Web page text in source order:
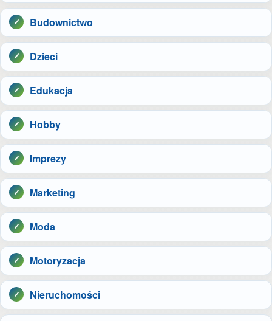
Budownictwo
Dzieci
Edukacja
Hobby
Imprezy
Marketing
Moda
Motoryzacja
Nieruchomości